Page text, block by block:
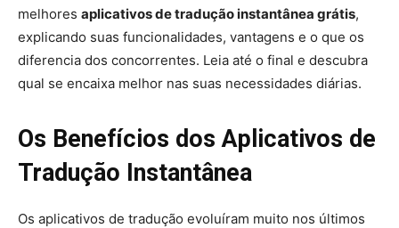
melhores aplicativos de tradução instantânea grátis,
explicando suas funcionalidades, vantagens e o que os
diferencia dos concorrentes. Leia até o final e descubra
qual se encaixa melhor nas suas necessidades diárias.
Os Benefícios dos Aplicativos de
Tradução Instantânea
Os aplicativos de tradução evoluíram muito nos últimos